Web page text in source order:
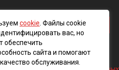
ЗВОНОК
cookie . Файлы cookie
вас, но
обеспечить
сайта и помогают
обслуживания.